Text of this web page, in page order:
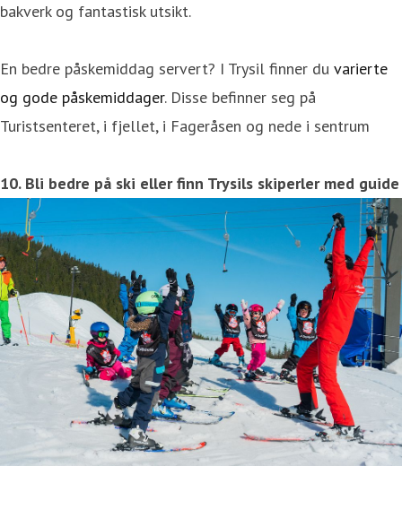
bakverk og fantastisk utsikt.
En bedre påskemiddag servert? I Trysil finner du varierte
og gode påskemiddager. Disse befinner seg på
Turistsenteret, i fjellet, i Fageråsen og nede i sentrum
10. Bli bedre på ski eller finn Trysils skiperler med guide